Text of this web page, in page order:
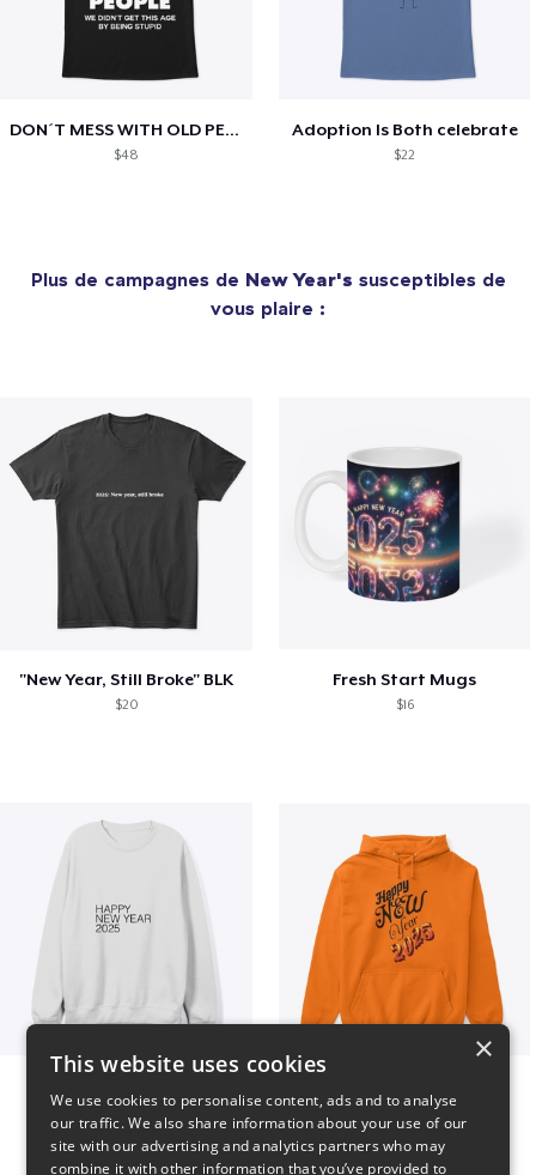
DON´T MESS WITH OLD PEOPLE
$48
Adoption Is Both celebrate
$22
Plus de campagnes de New Year's susceptibles de
vous plaire :
"New Year, Still Broke" BLK
$20
Fresh Start Mugs
$16
$41 $46
×
This website uses cookies
We use cookies to personalise content, ads and to analyse
our traffic. We also share information about your use of our
site with our advertising and analytics partners who may
combine it with other information that you’ve provided to